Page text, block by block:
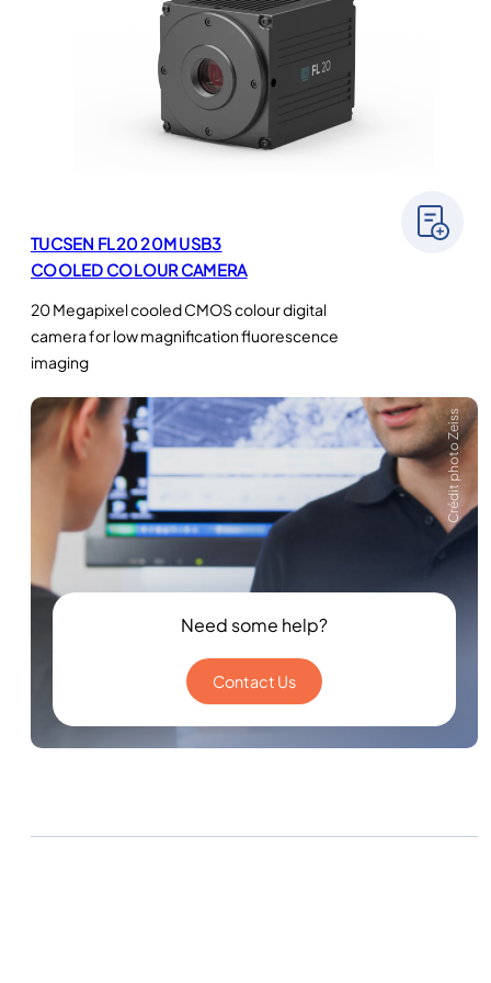
TUCSEN FL20 20M USB3
COOLED COLOUR CAMERA
20 Megapixel cooled CMOS colour digital
camera for low magnification fluorescence
imaging
Crédit photo Zeiss
Need some help?
Contact Us